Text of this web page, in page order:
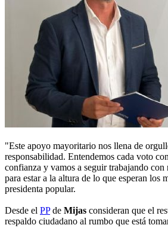
"Este apoyo mayoritario nos llena de
responsabilidad. Entendemos cada voto
confianza y vamos a seguir trabajando con
para estar a la altura de lo que esperan los
presidenta popular.
Desde el PPde Mijas consideran que el
respaldo ciudadano al rumbo que está